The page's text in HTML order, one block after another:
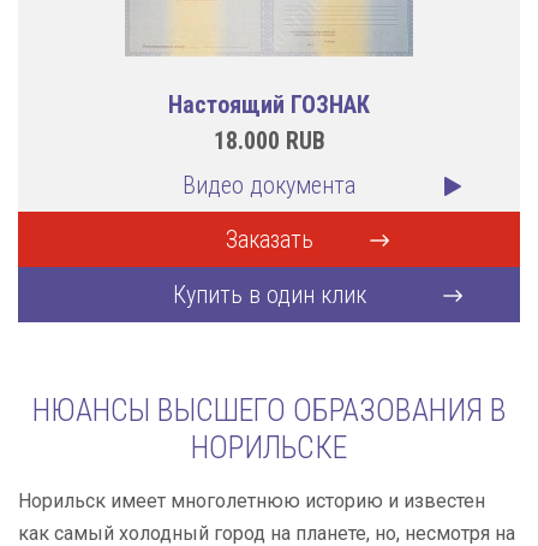
Настоящий ГОЗНАК
18.000 RUB
Видео документа
Заказать
Купить в один клик
НЮАНСЫ ВЫСШЕГО ОБРАЗОВАНИЯ В
НОРИЛЬСКЕ
Норильск имеет многолетнюю историю и известен
как самый холодный город на планете, но, несмотря на